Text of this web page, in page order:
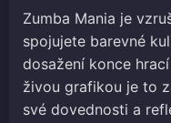
Zumba Mania je
spojujete barevné
dosažení konce
živou grafikou je to
své dovednosti a